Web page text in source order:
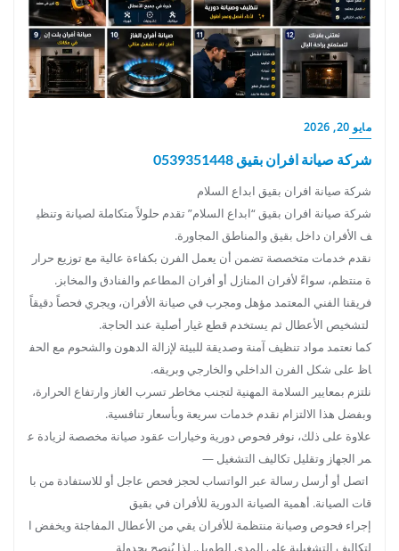
مايو 20, 2026
شركة صيانة افران بقيق 0539351448
شركة صيانة افران بقيق ابداع السلام
شركة صيانة افران بقيق “ابداع السلام” تقدم حلولاً متكاملة لصيانة وتنظي
ف الأفران داخل بقيق والمناطق المجاورة.
نقدم خدمات متخصصة تضمن أن يعمل الفرن بكفاءة عالية مع توزيع حرار
ة منتظم، سواءً لأفران المنازل أو أفران المطاعم والفنادق والمخابز.
فريقنا الفني المعتمد مؤهل ومجرب في صيانة الأفران، ويجري فحصاً دقيقاً
لتشخيص الأعطال ثم يستخدم قطع غيار أصلية عند الحاجة.
كما نعتمد مواد تنظيف آمنة وصديقة للبيئة لإزالة الدهون والشحوم مع الحف
اظ على شكل الفرن الداخلي والخارجي وبريقه.
نلتزم بمعايير السلامة المهنية لتجنب مخاطر تسرب الغاز وارتفاع الحرارة،
وبفضل هذا الالتزام نقدم خدمات سريعة وبأسعار تنافسية.
علاوة على ذلك، نوفر فحوص دورية وخيارات عقود صيانة مخصصة لزيادة ع
مر الجهاز وتقليل تكاليف التشغيل —
اتصل أو أرسل رسالة عبر الواتساب لحجز فحص عاجل أو للاستفادة من با
قات الصيانة. أهمية الصيانة الدورية للأفران في بقيق
إجراء فحوص وصيانة منتظمة للأفران يقي من الأعطال المفاجئة ويخفض ا
لتكاليف التشغيلية على المدى الطويل. لذا يُنصح بجدولة